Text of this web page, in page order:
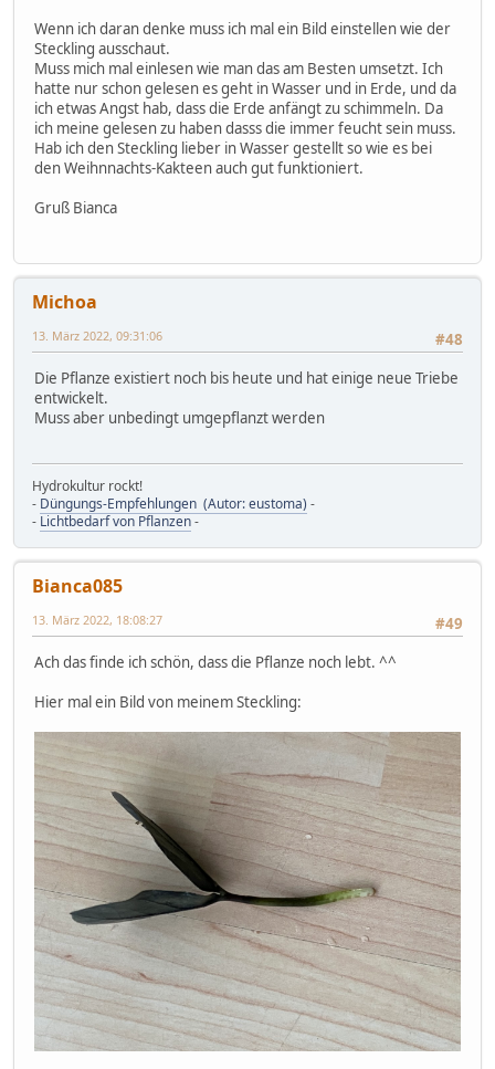
Wenn ich daran denke muss ich mal ein Bild einstellen wie der
Steckling ausschaut.
Muss mich mal einlesen wie man das am Besten umsetzt. Ich
hatte nur schon gelesen es geht in Wasser und in Erde, und da
ich etwas Angst hab, dass die Erde anfängt zu schimmeln. Da
ich meine gelesen zu haben dasss die immer feucht sein muss.
Hab ich den Steckling lieber in Wasser gestellt so wie es bei
den Weihnnachts-Kakteen auch gut funktioniert.
Gruß Bianca
Michoa
#48
13. März 2022, 09:31:06
Die Pflanze existiert noch bis heute und hat einige neue Triebe
entwickelt.
Muss aber unbedingt umgepflanzt werden
Hydrokultur rockt!
- Düngungs-Empfehlungen (Autor: eustoma) -
- Lichtbedarf von Pflanzen-
Bianca085
#49
13. März 2022, 18:08:27
Ach das finde ich schön, dass die Pflanze noch lebt. ^^
Hier mal ein Bild von meinem Steckling: